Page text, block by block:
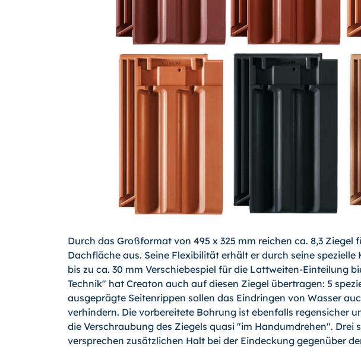
Durch das Großformat von 495 x 325 mm reichen ca. 8,3 Ziegel
Dachfläche aus. Seine Flexibilität erhält er durch seine
bis zu ca. 30 mm Verschiebespiel für die Lattweiten-Einteilung
Technik" hat Creaton auch auf diesen Ziegel übertragen: 5
ausgeprägte Seitenrippen sollen das Eindringen von Wasser
verhindern. Die vorbereitete Bohrung ist ebenfalls regensicher
die Verschraubung des Ziegels quasi "im Handumdrehen". Drei
versprechen zusätzlichen Halt bei der Eindeckung gegenüber